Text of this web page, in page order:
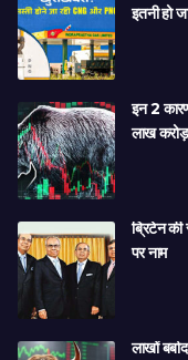
इतनी हो
इन 2
लाख करोड़
ब्रिटेन की
पर नाम
लाखों